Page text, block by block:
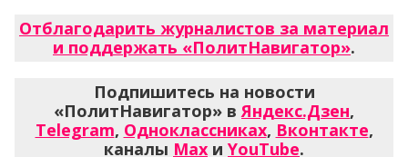
Отблагодарить журналистов за материал
и поддержать «ПолитНавигатор».
Подпишитесь на новости
«ПолитНавигатор» вЯндекс.Дзен,
Telegram, Одноклассниках, Вконтакте,
каналы Max и YouTube.